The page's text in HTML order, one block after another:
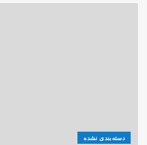
دسته‌بندی نشده